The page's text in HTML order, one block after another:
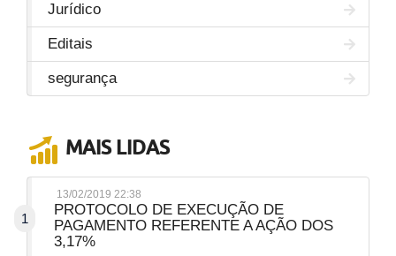
Jurídico
Editais
segurança
MAIS LIDAS
1
13/02/2019 22:38
PROTOCOLO DE EXECUÇÃO DE
PAGAMENTO REFERENTE A AÇÃO DOS
3,17%